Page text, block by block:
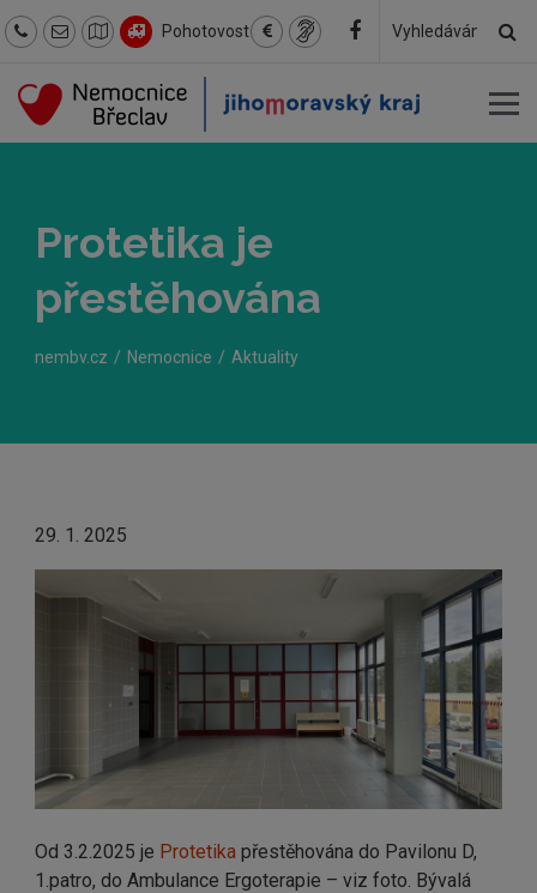
Pohotovost
Hledaný
Protetika je
přestěhována
nembv.cz Nemocnice Aktuality
29. 1. 2025
Od 3.2.2025 je Protetika přestěhována do Pavilonu D,
1.patro, do Ambulance Ergoterapie – viz foto. Bývalá